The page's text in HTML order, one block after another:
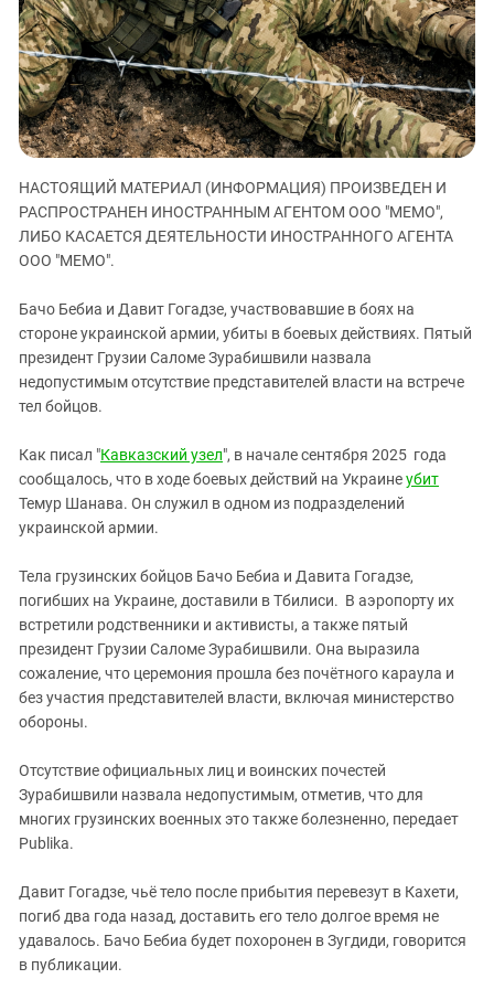
ЗАСТАВЛЯЕТ
КАВКАЗ ЗА ПАЛЕСТИНУ
ИНАКОМЫСЛИЕ В ЧЕЧНЕ
ПРЕСЛЕДОВАНИЕ АКТИВИСТОВ
МОБИЛИЗАЦИЯ И ПРОТЕСТЫ
Дагестан
Ингушетия
Кабардино-Балкария
Калмыкия
Карачаево-Черкесия
Краснодарский край
Российская Федерация
Северная Осетия - Алания
СКФО
Ставропольский край
Южная Осетия
Южный Кавказ
ЮФО
НАСТОЯЩИЙ МАТЕРИАЛ (ИНФОРМАЦИЯ) ПРОИЗВЕДЕН И
РАСПРОСТРАНЕН ИНОСТРАННЫМ АГЕНТОМ ООО "МЕМО",
ЛИБО КАСАЕТСЯ ДЕЯТЕЛЬНОСТИ ИНОСТРАННОГО АГЕНТА
ООО "МЕМО".
Бачо Бебиа и Давит Гогадзе, участвовавшие в боях на
стороне украинской армии, убиты в боевых действиях. Пятый
президент Грузии Саломе Зурабишвили назвала
недопустимым отсутствие представителей власти на встрече
тел бойцов.
Как писал "Кавказский узел", в начале сентября 2025 года
сообщалось, что в ходе боевых действий на Украинеубит
Темур Шанава. Он служил в одном из подразделений
украинской армии.
Тела грузинских бойцов Бачо Бебиа и Давита Гогадзе,
погибших на Украине, доставили в Тбилиси. В аэропорту их
встретили родственники и активисты, а также пятый
президент Грузии Саломе Зурабишвили. Она выразила
сожаление, что церемония прошла без почётного караула и
без участия представителей власти, включая министерство
обороны.
Отсутствие официальных лиц и воинских почестей
Зурабишвили назвала недопустимым, отметив, что для
многих грузинских военных это также болезненно, передает
Publika.
Давит Гогадзе, чьё тело после прибытия перевезут в Кахети,
погиб два года назад, доставить его тело долгое время не
удавалось. Бачо Бебиа будет похоронен в Зугдиди, говорится
в публикации.